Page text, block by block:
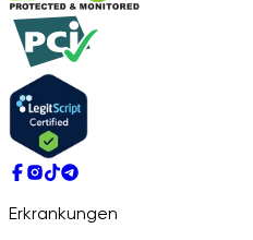
Erkrankungen